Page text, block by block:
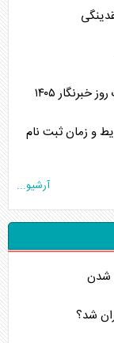
سایپا مرداد ۱۴۰۵ / شرایط و زمان ثبت نام
آرشیو...
شدن